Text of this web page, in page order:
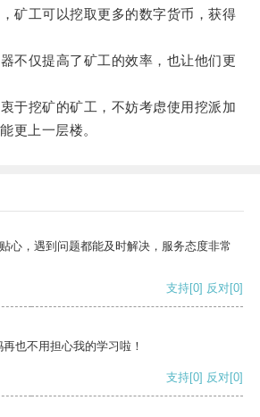
工可以挖取更多的数字货币，获得
仅提高了矿工的效率，也让他们更
挖矿的矿工，不妨考虑使用挖派加
更上一层楼。
心，遇到问题都能及时解决，服务态度非常
支持[0] 反对[0]
也不用担心我的学习啦！
支持[0] 反对[0]